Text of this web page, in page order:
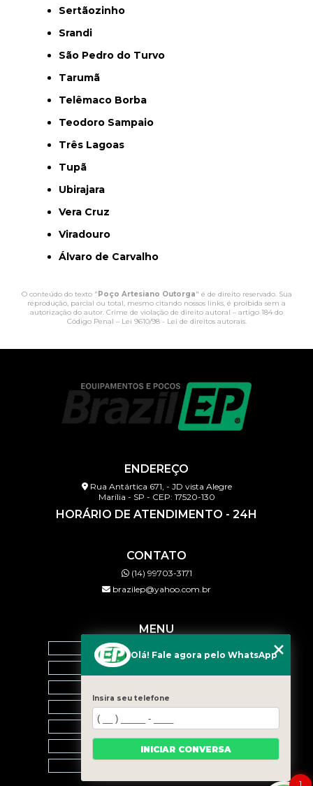
Sertãozinho
Srandi
São Pedro do Turvo
Tarumã
Telêmaco Borba
Teodoro Sampaio
Três Lagoas
Tupã
Ubirajara
Vera Cruz
Viradouro
Álvaro de Carvalho
O conteúdo do texto " Poço Artesiano Outorga" é de direito reservado. Sua
reprodução, parcial ou total, mesmo citando nossos links, é proibida sem a
autorização do autor. Crime de violação de direito autoral – artigo 184 do
Código Penal – Lei 9610/98 - Lei de direitos autorais.
ENDEREÇO
Rua Antártica 671, - JD vista Alegre
Marília - SP - CEP: 17520-130
HORÁRIO DE ATENDIMENTO - 24H
CONTATO
(14) 99703-3171
brazilep@yahoo.com.br
MENU
HOME
BLOG
CONTATO
CATEGORIAS
1
Olá! Fale agora pelo WhatsApp
Insira seu telefone
INICIAR CONVERSA